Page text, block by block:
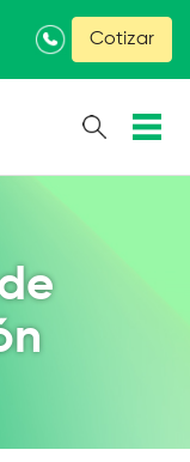
Cotizar
×